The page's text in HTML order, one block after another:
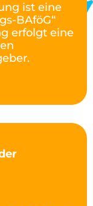
ist eine
BAföG“
erfolgt eine